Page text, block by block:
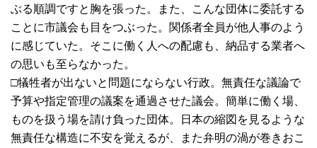
ぶる順調ですと胸を張った。また、こんな団体に委託する
ことに市議会も目をつぶった。関係者全員が他人事のよう
に感じていた。そこに働く人への配慮も、納品する業者へ
の思いも至らなかった。
□犠牲者が出ないと問題にならない行政。無責任な議論で
予算や指定管理の議案を通過させた議会。簡単に働く場、
ものを扱う場を請け負った団体。日本の縮図を見るような
無責任な構造に不安を覚えるが、また弁明の渦が巻きおこ